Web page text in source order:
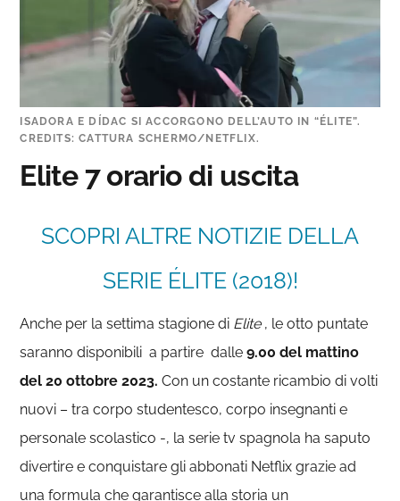
ISADORA E DÍDAC SI ACCORGONO DELL’AUTO IN “ÉLITE”.
CREDITS: CATTURA SCHERMO/NETFLIX.
Elite 7orario di uscita
SCOPRI ALTRE NOTIZIE DELLA
SERIE ÉLITE (2018)!
Anche per la settima stagione di Elite, le otto puntate
saranno disponibili a partire dalle9.00 del mattino
del 20 ottobre 2023.Con un costante ricambio di volti
nuovi – tra corpo studentesco, corpo insegnanti e
personale scolastico -, la serie tv spagnola ha saputo
divertire e conquistare gli abbonati Netflix grazie ad
una formula che garantisce alla storia un